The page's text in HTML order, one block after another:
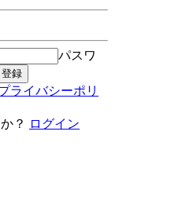
パスワ
登録
ライバシーポリ
？
ログイン